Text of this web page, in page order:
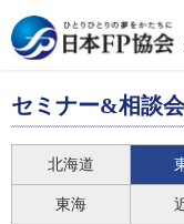
セミナー&相談会
北海道
東海